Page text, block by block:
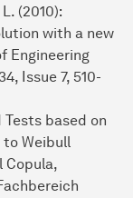
(2010):
with a new
Engineering
Issue 7, 510-
Tests based on
Weibull
Copula,